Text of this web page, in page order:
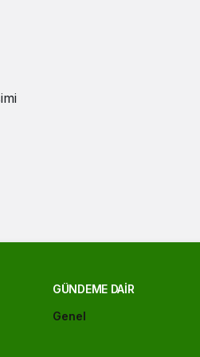
GÜNDEME DAIR
Genel